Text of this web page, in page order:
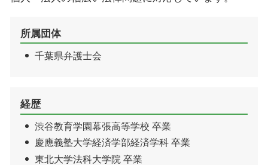
所属団体
千葉県弁護士会
経歴
渋谷教育学園幕張高等学校 卒業
慶應義塾大学経済学部経済学科 卒業
東北大学法科大学院 卒業